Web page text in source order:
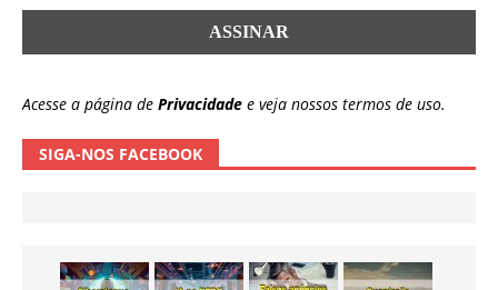
Acesse a página de Privacidade e veja nossos termos de uso.
SIGA-NOS FACEBOOK